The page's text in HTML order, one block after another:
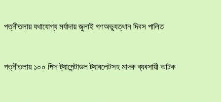
পত্নীতলায় যথাযোগ্য মর্যাদায় জুলাই গণঅভ্যুত্থান দিবস পালিত
পত্নীতলায় ১০০ পিস ট্যাপেন্টাডল ট্যাবলেটসহ মাদক ব্যবসায়ী আটক